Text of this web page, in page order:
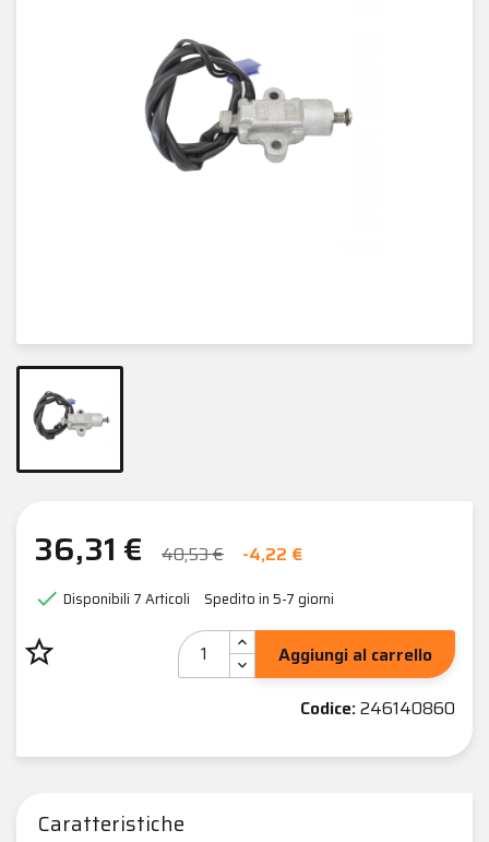
36,31 € 40,53 € -4,22 €
 Disponibili 7 Articoli Spedito in 5-7 giorni
star_border
Aggiungi al carrello
Codice:246140860
Caratteristiche